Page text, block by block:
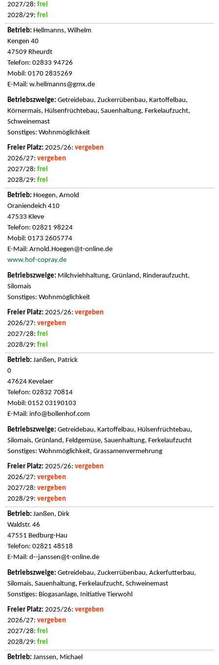
2027/28: frei
2028/29: frei
Hellmanns, Wilhelm
Kengen 40
47509 Rheurdt
Telefon: 02833 94726
Mobil: 0170 2835269
E-Mail: w.hellmanns@gmx.de
Getreidebau, Zuckerrübenbau, Kartoffelbau,
Körnermais, Hülsenfrüchtebau, Sauenhaltung, Ferkelaufzucht,
Schweinemast
Sonstiges: Wohnmöglichkeit
2025/26: vergeben
2026/27: vergeben
2027/28: frei
2028/29: frei
Hoegen, Arnold
Oraniendeich 410
47533 Kleve
Telefon: 02821 98224
Mobil: 0173 2605774
E-Mail: Arnold.Hoegen@t-online.de
www.hof-copray.de
Milchviehhaltung, Grünland, Rinderaufzucht,
Silomais
Sonstiges: Wohnmöglichkeit
2025/26: vergeben
2026/27: vergeben
2027/28: frei
2028/29: frei
Janßen, Patrick
0
47624 Kevelaer
Telefon: 02832 70814
Mobil: 0152 03190103
E-Mail: info@bollenhof.com
Getreidebau, Kartoffelbau, Hülsenfrüchtebau,
Silomais, Grünland, Feldgemüse, Sauenhaltung, Ferkelaufzucht
Sonstiges: Wohnmöglichkeit, Grassamenvermehrung
2025/26: vergeben
2026/27: vergeben
2027/28: vergeben
2028/29: vergeben
Janßen, Dirk
Waldstr. 46
47551 Bedburg-Hau
Telefon: 02821 48518
E-Mail: d--janssen@t-online.de
Getreidebau, Zuckerrübenbau, Ackerfutterbau,
Silomais, Sauenhaltung, Ferkelaufzucht, Schweinemast
Sonstiges: Biogasanlage, Initiative Tierwohl
2025/26: vergeben
2026/27: vergeben
2027/28: frei
2028/29: frei
Janssen, Michael